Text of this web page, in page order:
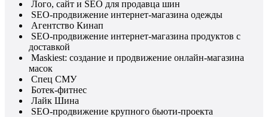
Лого, сайт и SEO для продавца шин
SEO-продвижение интернет-магазина одежды
Агентство Кинап
SEO-продвижение интернет-магазина продуктов с
доставкой
Maskiest: создание и продвижение онлайн-магазина
масок
Спец СМУ
Ботек-фитнес
Лайк Шина
SEO-продвижение крупного бьюти-проекта